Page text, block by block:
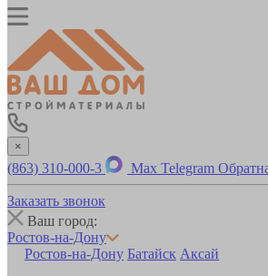
×
(863) 310-000-3 Max Telegram
Заказать звонок
Ваш город:
Ростов-на-Дону
Ростов-на-Дону Батайск Аксай